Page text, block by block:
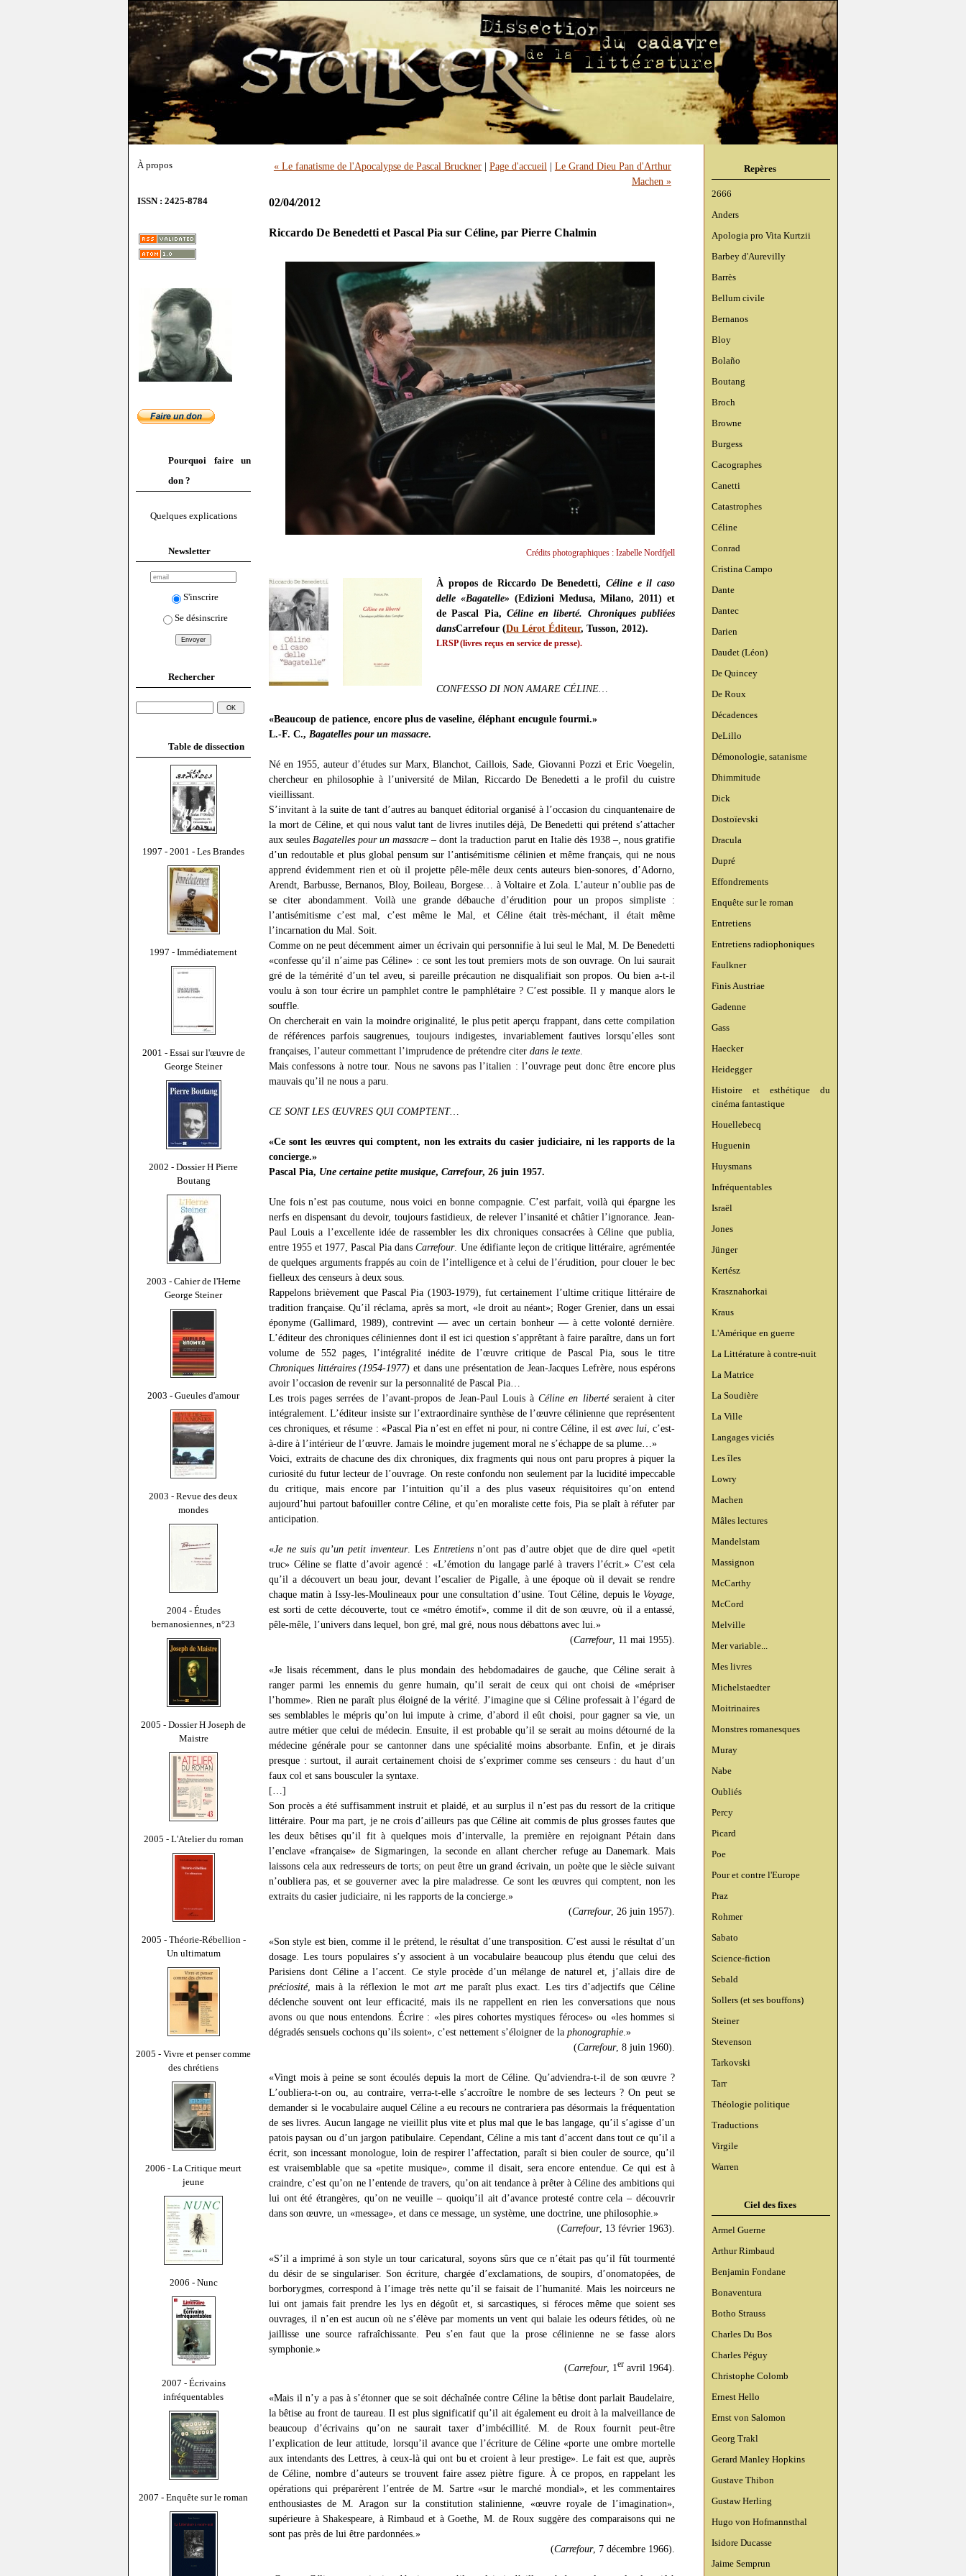
À propos
ISSN : 2425-8784
Pourquoi faire un
don ?
Quelques explications
Newsletter
S'inscrire
Se désinscrire
Rechercher
Table de dissection
1997 - 2001 - Les Brandes
1997 - Immédiatement
2001 - Essai sur l'œuvre de
George Steiner
2002 - Dossier H Pierre
Boutang
2003 - Cahier de l'Herne
George Steiner
2003 - Gueules d'amour
2003 - Revue des deux
mondes
2004 - Études
bernanosiennes, n°23
2005 - Dossier H Joseph de
Maistre
2005 - L'Atelier du roman
2005 - Théorie-Rébellion -
Un ultimatum
2005 - Vivre et penser comme
des chrétiens
2006 - La Critique meurt
jeune
2006 - Nunc
2007 - Écrivains
infréquentables
2007 - Enquête sur le roman
Repères
2666
Anders
Apologia pro Vita Kurtzii
Barbey d'Aurevilly
Barrès
Bellum civile
Bernanos
Bloy
Bolaño
Boutang
Broch
Browne
Burgess
Cacographes
Canetti
Catastrophes
Céline
Conrad
Cristina Campo
Dante
Dantec
Darien
Daudet (Léon)
De Quincey
De Roux
Décadences
DeLillo
Démonologie, satanisme
Dhimmitude
Dick
Dostoïevski
Dracula
Dupré
Effondrements
Enquête sur le roman
Entretiens
Entretiens radiophoniques
Faulkner
Finis Austriae
Gadenne
Gass
Haecker
Heidegger
Histoire et esthétique du
cinéma fantastique
Houellebecq
Huguenin
Huysmans
Infréquentables
Israël
Jones
Jünger
Kertész
Krasznahorkai
Kraus
L'Amérique en guerre
La Littérature à contre-nuit
La Matrice
La Soudière
La Ville
Langages viciés
Les îles
Lowry
Machen
Mâles lectures
Mandelstam
Massignon
McCarthy
McCord
Melville
Mer variable...
Mes livres
Michelstaedter
Moitrinaires
Monstres romanesques
Muray
Nabe
Oubliés
Percy
Picard
Poe
Pour et contre l'Europe
Praz
Rohmer
Sabato
Science-fiction
Sebald
Sollers (et ses bouffons)
Steiner
Stevenson
Tarkovski
Tarr
Théologie politique
Traductions
Virgile
Warren
Ciel des fixes
Armel Guerne
Arthur Rimbaud
Benjamin Fondane
Bonaventura
Botho Strauss
Charles Du Bos
Charles Péguy
Christophe Colomb
Ernest Hello
Ernst von Salomon
Georg Trakl
Gerard Manley Hopkins
Gustave Thibon
Gustaw Herling
Hugo von Hofmannsthal
Isidore Ducasse
Jaime Semprun
« Le fanatisme de l'Apocalypse de Pascal Bruckner| Page d'accueil | Le Grand Dieu Pan d'Arthur
Machen »
02/04/2012
Riccardo De Benedetti et Pascal Pia sur Céline, par Pierre Chalmin
Crédits photographiques : Izabelle Nordfjell
À propos de Riccardo De Benedetti, Céline e il caso
delle «Bagatelle» (Edizioni Medusa, Milano, 2011) et
de Pascal Pia, Céline en liberté. Chroniques publiées
dansCarrefour (Du Lérot Éditeur, Tusson, 2012).
LRSP (livres reçus en service de presse).
CONFESSO DI NON AMARE CÉLINE…
«Beaucoup de patience, encore plus de vaseline, éléphant encugule fourmi.»
L.-F. C., Bagatelles pour un massacre.
Né en 1955, auteur d’études sur Marx, Blanchot, Caillois, Sade, Giovanni Pozzi et Eric Voegelin,
chercheur en philosophie à l’université de Milan, Riccardo De Benedetti a le profil du cuistre
vieillissant.
S’invitant à la suite de tant d’autres au banquet éditorial organisé à l’occasion du cinquantenaire de
la mort de Céline, et qui nous valut tant de livres inutiles déjà, De Benedetti qui prétend s’attacher
aux seules Bagatelles pour un massacre – dont la traduction parut en Italie dès 1938 –, nous gratifie
d’un redoutable et plus global pensum sur l’antisémitisme célinien et même français, qui ne nous
apprend évidemment rien et où il projette pêle-mêle deux cents auteurs bien-sonores, d’Adorno,
Arendt, Barbusse, Bernanos, Bloy, Boileau, Borgese… à Voltaire et Zola. L’auteur n’oublie pas de
se citer abondamment. Voilà une grande débauche d’érudition pour un propos simpliste :
l’antisémitisme c’est mal, c’est même le Mal, et Céline était très-méchant, il était même
l’incarnation du Mal. Soit.
Comme on ne peut décemment aimer un écrivain qui personnifie à lui seul le Mal, M. De Benedetti
«confesse qu’il n’aime pas Céline» : ce sont les tout premiers mots de son ouvrage. On lui saurait
gré de la témérité d’un tel aveu, si pareille précaution ne disqualifiait son propos. Ou bien a-t-il
voulu à son tour écrire un pamphlet contre le pamphlétaire ? C’est possible. Il y manque alors le
souffle.
On chercherait en vain la moindre originalité, le plus petit aperçu frappant, dans cette compilation
de références parfois saugrenues, toujours indigestes, invariablement fautives lorsqu’elles sont
françaises, l’auteur commettant l’imprudence de prétendre citer dans le texte
Mais confessons à notre tour. Nous ne savons pas l’italien : l’ouvrage peut donc être encore plus
mauvais qu’il ne nous a paru.
CE SONT LES ŒUVRES QUI COMPTENT…
«Ce sont les œuvres qui comptent, non les extraits du casier judiciaire, ni les rapports de la
concierge.»
Pascal Pia, Une certaine petite musique, Carrefour, 26 juin 1957.
Une fois n’est pas coutume, nous voici en bonne compagnie. C’est parfait, voilà qui épargne les
nerfs en dispensant du devoir, toujours fastidieux, de relever l’insanité et châtier l’ignorance. Jean-
Paul Louis a l’excellente idée de rassembler les dix chroniques consacrées à Céline que publia,
entre 1955 et 1977, Pascal Pia dansCarrefour. Une édifiante leçon de critique littéraire, agrémentée
de quelques arguments frappés au coin de l’intelligence et à celui de l’érudition, pour clouer le bec
fielleux des censeurs à deux sous.
Rappelons brièvement que Pascal Pia (1903-1979), fut certainement l’ultime critique littéraire de
tradition française. Qu’il réclama, après sa mort, «le droit au néant»; Roger Grenier, dans un essai
éponyme (Gallimard, 1989), contrevint — avec un certain bonheur — à cette volonté dernière.
L’éditeur des chroniques céliniennes dont il est ici question s’apprêtant à faire paraître, dans un fort
volume de 552 pages, l’intégralité inédite de l’œuvre critique de Pascal Pia, sous le titre
Chroniques littéraires (1954-1977) et dans une présentation de Jean-Jacques Lefrère, nous espérons
avoir l’occasion de revenir sur la personnalité de Pascal Pia…
Les trois pages serrées de l’avant-propos de Jean-Paul Louis àCéline en libertéseraient à citer
intégralement. L’éditeur insiste sur l’extraordinaire synthèse de l’œuvre célinienne que représentent
ces chroniques, et résume : «Pascal Pia n’est en effet ni pour, ni contre Céline, il est avec lui, c’est-
à-dire à l’intérieur de l’œuvre. Jamais le moindre jugement moral ne s’échappe de sa plume…»
Voici, extraits de chacune des dix chroniques, dix fragments qui nous ont paru propres à piquer la
curiosité du futur lecteur de l’ouvrage. On reste confondu non seulement par la lucidité impeccable
du critique, mais encore par l’intuition qu’il a des plus vaseux réquisitoires qu’on entend
aujourd’hui partout bafouiller contre Céline, et qu’en moraliste cette fois, Pia se plaît à réfuter par
anticipation.
«Je ne suis qu’un petit inventeur. Les Entretiensn’ont pas d’autre objet que de dire quel «petit
truc» Céline se flatte d’avoir agencé : «L’émotion du langage parlé à travers l’écrit.» C’est cela
qu’il a découvert un beau jour, devant l’escalier de Pigalle, à une époque où il devait se rendre
chaque matin à Issy-les-Moulineaux pour une consultation d’usine. Tout Céline, depuis le Voyage,
est sorti de cette découverte, tout ce «métro émotif», comme il dit de son œuvre, où il a entassé,
pêle-mêle, l’univers dans lequel, bon gré, mal gré, nous nous débattons avec lui.»
(Carrefour, 11 mai 1955).
«Je lisais récemment, dans le plus mondain des hebdomadaires de gauche, que Céline serait à
ranger parmi les ennemis du genre humain, qu’il serait de ceux qui ont choisi de «mépriser
l’homme». Rien ne paraît plus éloigné de la vérité. J’imagine que si Céline professait à l’égard de
ses semblables le mépris qu’on lui impute à crime, d’abord il eût choisi, pour gagner sa vie, un
autre métier que celui de médecin. Ensuite, il est probable qu’il se serait au moins détourné de la
médecine générale pour se cantonner dans une spécialité moins absorbante. Enfin, et je dirais
presque : surtout, il aurait certainement choisi de s’exprimer comme ses censeurs : du haut d’un
faux col et sans bousculer la syntaxe.
[…]
Son procès a été suffisamment instruit et plaidé, et au surplus il n’est pas du ressort de la critique
littéraire. Pour ma part, je ne crois d’ailleurs pas que Céline ait commis de plus grosses fautes que
les deux bêtises qu’il fit à quelques mois d’intervalle, la première en rejoignant Pétain dans
l’enclave «française» de Sigmaringen, la seconde en allant chercher refuge au Danemark. Mais
laissons cela aux redresseurs de torts; on peut être un grand écrivain, un poète que le siècle suivant
n’oubliera pas, et se gouverner avec la pire maladresse. Ce sont les œuvres qui comptent, non les
extraits du casier judiciaire, ni les rapports de la concierge.»
(Carrefour, 26 juin 1957).
«Son style est bien, comme il le prétend, le résultat d’une transposition. C’est aussi le résultat d’un
dosage. Les tours populaires s’y associent à un vocabulaire beaucoup plus étendu que celui des
Parisiens dont Céline a l’accent. Ce style procède d’un mélange de naturel et, j’allais dire de
préciosité, mais à la réflexion le motart me paraît plus exact. Les tirs d’adjectifs que Céline
déclenche souvent ont leur efficacité, mais ils ne rappellent en rien les conversations que nous
avons ou que nous entendons. Écrire : «les pires cohortes mystiques féroces» ou «les hommes si
dégradés sensuels cochons qu’ils soient», c’est nettement s’éloigner de la phonographie .»
(Carrefour, 8 juin 1960).
«Vingt mois à peine se sont écoulés depuis la mort de Céline. Qu’adviendra-t-il de son œuvre ?
L’oubliera-t-on ou, au contraire, verra-t-elle s’accroître le nombre de ses lecteurs ? On peut se
demander si le vocabulaire auquel Céline a eu recours ne contrariera pas désormais la fréquentation
de ses livres. Aucun langage ne vieillit plus vite et plus mal que le bas langage, qu’il s’agisse d’un
patois paysan ou d’un jargon patibulaire. Cependant, Céline a mis tant d’accent dans tout ce qu’il a
écrit, son incessant monologue, loin de respirer l’affectation, paraît si bien couler de source, qu’il
est vraisemblable que sa «petite musique», comme il disait, sera encore entendue. Ce qui est à
craindre, c’est qu’on ne l’entende de travers, qu’on ait tendance à prêter à Céline des ambitions qui
lui ont été étrangères, qu’on ne veuille – quoiqu’il ait d’avance protesté contre cela – découvrir
dans son œuvre, un «message», et dans ce message, un système, une doctrine, une philosophie.»
(Carrefour, 13 février 1963).
«S’il a imprimé à son style un tour caricatural, soyons sûrs que ce n’était pas qu’il fût tourmenté
du désir de se singulariser. Son écriture, chargée d’exclamations, de soupirs, d’onomatopées, de
borborygmes, correspond à l’image très nette qu’il se faisait de l’humanité. Mais les noirceurs ne
lui ont jamais fait prendre les lys en dégoût et, si sarcastiques, si féroces même que soient ses
ouvrages, il n’en est aucun où ne s’élève par moments un vent qui balaie les odeurs fétides, où ne
jaillisse une source rafraîchissante. Peu s’en faut que la prose célinienne ne se fasse alors
symphonie.»
(Carrefour, 1eravril 1964).
«Mais il n’y a pas à s’étonner que se soit déchaînée contre Céline la bêtise dont parlait Baudelaire,
la bêtise au front de taureau. Il est plus significatif qu’il ait également eu droit à la malveillance de
beaucoup d’écrivains qu’on ne saurait taxer d’imbécillité. M. de Roux fournit peut-être
l’explication de leur attitude, lorsqu’il avance que l’écriture de Céline «porte une ombre mortelle
aux intendants des Lettres, à ceux-là qui ont bu et croient à leur prestige». Le fait est que, auprès
de Céline, nombre d’auteurs se trouvent faire assez piètre figure. À ce propos, en rappelant les
opérations qui préparèrent l’entrée de M. Sartre «sur le marché mondial», et les commentaires
enthousiastes de M. Aragon sur la constitution stalinienne, «œuvre royale de l’imagination»,
supérieure à Shakespeare, à Rimbaud et à Goethe, M. de Roux suggère des comparaisons qui ne
sont pas près de lui être pardonnées.»
(Carrefour, 7 décembre 1966).